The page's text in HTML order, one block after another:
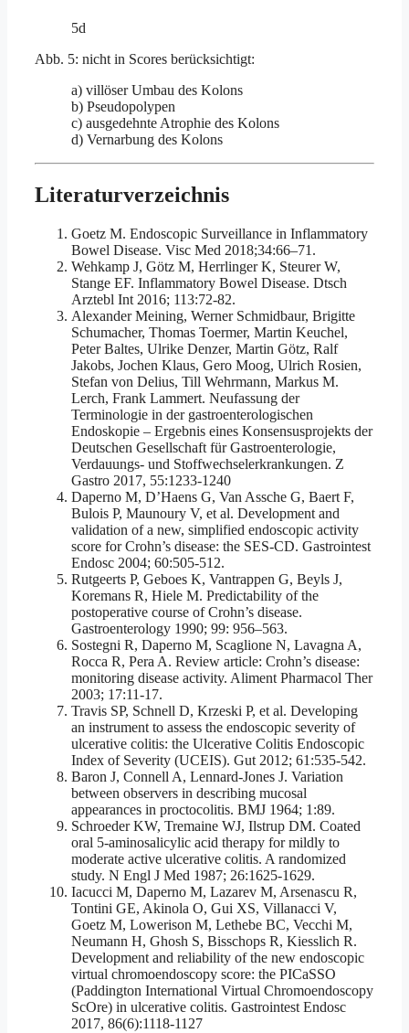
5d
Abb. 5: nicht in Scores berücksichtigt:
a) villöser Umbau des Kolons
b) Pseudopolypen
c) ausgedehnte Atrophie des Kolons
d) Vernarbung des Kolons
Literaturverzeichnis
Goetz M. Endoscopic Surveillance in Inflammatory
Bowel Disease. Visc Med 2018;34:66–71.
Wehkamp J, Götz M, Herrlinger K, Steurer W,
Stange EF. Inflammatory Bowel Disease. Dtsch
Arztebl Int 2016; 113:72-82.
Alexander Meining, Werner Schmidbaur, Brigitte
Schumacher, Thomas Toermer, Martin Keuchel,
Peter Baltes, Ulrike Denzer, Martin Götz, Ralf
Jakobs, Jochen Klaus, Gero Moog, Ulrich Rosien,
Stefan von Delius, Till Wehrmann, Markus M.
Lerch, Frank Lammert. Neufassung der
Terminologie in der gastroenterologischen
Endoskopie – Ergebnis eines Konsensusprojekts der
Deutschen Gesellschaft für Gastroenterologie,
Verdauungs- und Stoffwechselerkrankungen. Z
Gastro 2017, 55:1233-1240
Daperno M, D’Haens G, Van Assche G, Baert F,
Bulois P, Maunoury V, et al. Development and
validation of a new, simplified endoscopic activity
score for Crohn’s disease: the SES-CD. Gastrointest
Endosc 2004; 60:505-512.
Rutgeerts P, Geboes K, Vantrappen G, Beyls J,
Koremans R, Hiele M. Predictability of the
postoperative course of Crohn’s disease.
Gastroenterology 1990; 99: 956–563.
Sostegni R, Daperno M, Scaglione N, Lavagna A,
Rocca R, Pera A. Review article: Crohn’s disease:
monitoring disease activity. Aliment Pharmacol Ther
2003; 17:11-17.
Travis SP, Schnell D, Krzeski P, et al. Developing
an instrument to assess the endoscopic severity of
ulcerative colitis: the Ulcerative Colitis Endoscopic
Index of Severity (UCEIS). Gut 2012; 61:535-542.
Baron J, Connell A, Lennard-Jones J. Variation
between observers in describing mucosal
appearances in proctocolitis. BMJ 1964; 1:89.
Schroeder KW, Tremaine WJ, Ilstrup DM. Coated
oral 5-aminosalicylic acid therapy for mildly to
moderate active ulcerative colitis. A randomized
study. N Engl J Med 1987; 26:1625-1629.
Iacucci M, Daperno M, Lazarev M, Arsenascu R,
Tontini GE, Akinola O, Gui XS, Villanacci V,
Goetz M, Lowerison M, Lethebe BC, Vecchi M,
Neumann H, Ghosh S, Bisschops R, Kiesslich R.
Development and reliability of the new endoscopic
virtual chromoendoscopy score: the PICaSSO
(Paddington International Virtual Chromoendoscopy
ScOre) in ulcerative colitis. Gastrointest Endosc
2017, 86(6):1118-1127